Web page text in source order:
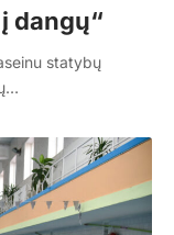
dangų“
statybų